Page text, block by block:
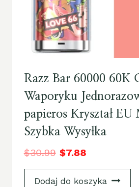
Razz Bar 60000 60K
Waporyku
papieros Kryształ EU
Szybka Wysyłka
$30.99 $7.88
Dodaj do koszyka